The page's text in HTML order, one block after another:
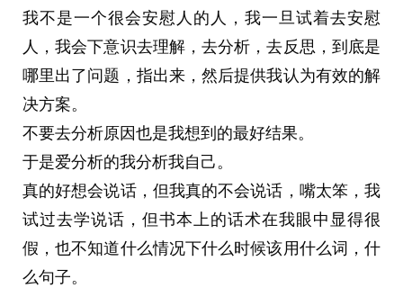
我将她和山联系了起来，她可能是一位不断登山，
但又不断跌落下来，又不断起身再登山的一位少
女，她在一次又一次跌落中学会调整身姿，她无法
阻止自己，只是让自己跌得没那么疼一些。
想到这里一切都消失了，我停止了思考，没有得出
答案，我还太过浅薄，想不到大道理，更想不通，
那位少女应该想用行动告诉我些什么，但我没有明
白，或者说，我没去想过这些。
现在我还是那个看山不敢登山的人。那位少女的背
影偶尔会出现在我的脑海里，一闪而过。
我不是一个很会安慰人的人，我一旦试着去安慰
人，我会下意识去理解，去分析，去反思，到底是
哪里出了问题，指出来，然后提供我认为有效的解
决方案。
不要去分析原因也是我想到的最好结果。
于是爱分析的我分析我自己。
真的好想会说话，但我真的不会说话，嘴太笨，我
试过去学说话，但书本上的话术在我眼中显得很
假，也不知道什么情况下什么时候该用什么词，什
么句子。